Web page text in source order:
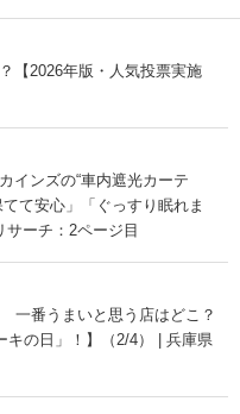
【2026年版・人気投票実施
インズの“車内遮光カーテ
て安心」「ぐっすり眠れま
ーチ：2ページ目
一番うまいと思う店はどこ？
キの日」！】（2/4） | 兵庫県